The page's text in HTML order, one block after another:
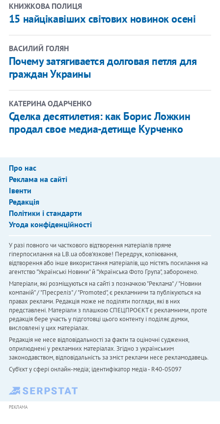
КНИЖКОВА ПОЛИЦЯ
15 найцікавіших світових новинок осені
ВАСИЛИЙ ГОЛЯН
Почему затягивается долговая петля для
граждан Украины
КАТЕРИНА ОДАРЧЕНКО
Сделка десятилетия: как Борис Ложкин
продал свое медиа-детище Курченко
Про нас
Реклама на сайті
Івенти
Редакція
Політики і стандарти
Угода конфіденційності
У разі повного чи часткового відтворення матеріалів пряме
гіперпосилання на LB.ua обов'язкове! Передрук, копіювання,
відтворення або інше використання матеріалів, що містять посилання на
агентство "Українськi Новини" й "Українська Фото Група", заборонено.
Матеріали, які розміщуються на сайті з позначкою "Реклама" / "Новини
компаній" / "Пресреліз" / "Promoted", є рекламними та публікуються на
правах реклами. Редакція може не поділяти погляди, які в них
представлені. Матеріали з плашкою СПЕЦПРОЄКТ є рекламними, проте
редакція бере участь у підготовці цього контенту і поділяє думки,
висловлені у цих матеріалах.
Редакція не несе відповідальності за факти та оціночні судження,
оприлюднені у рекламних матеріалах. Згідно з українським
законодавством, відповідальність за зміст реклами несе рекламодавець.
Cуб'єкт у сфері онлайн-медіа; ідентифікатор медіа - R40-05097
РЕКЛАМА